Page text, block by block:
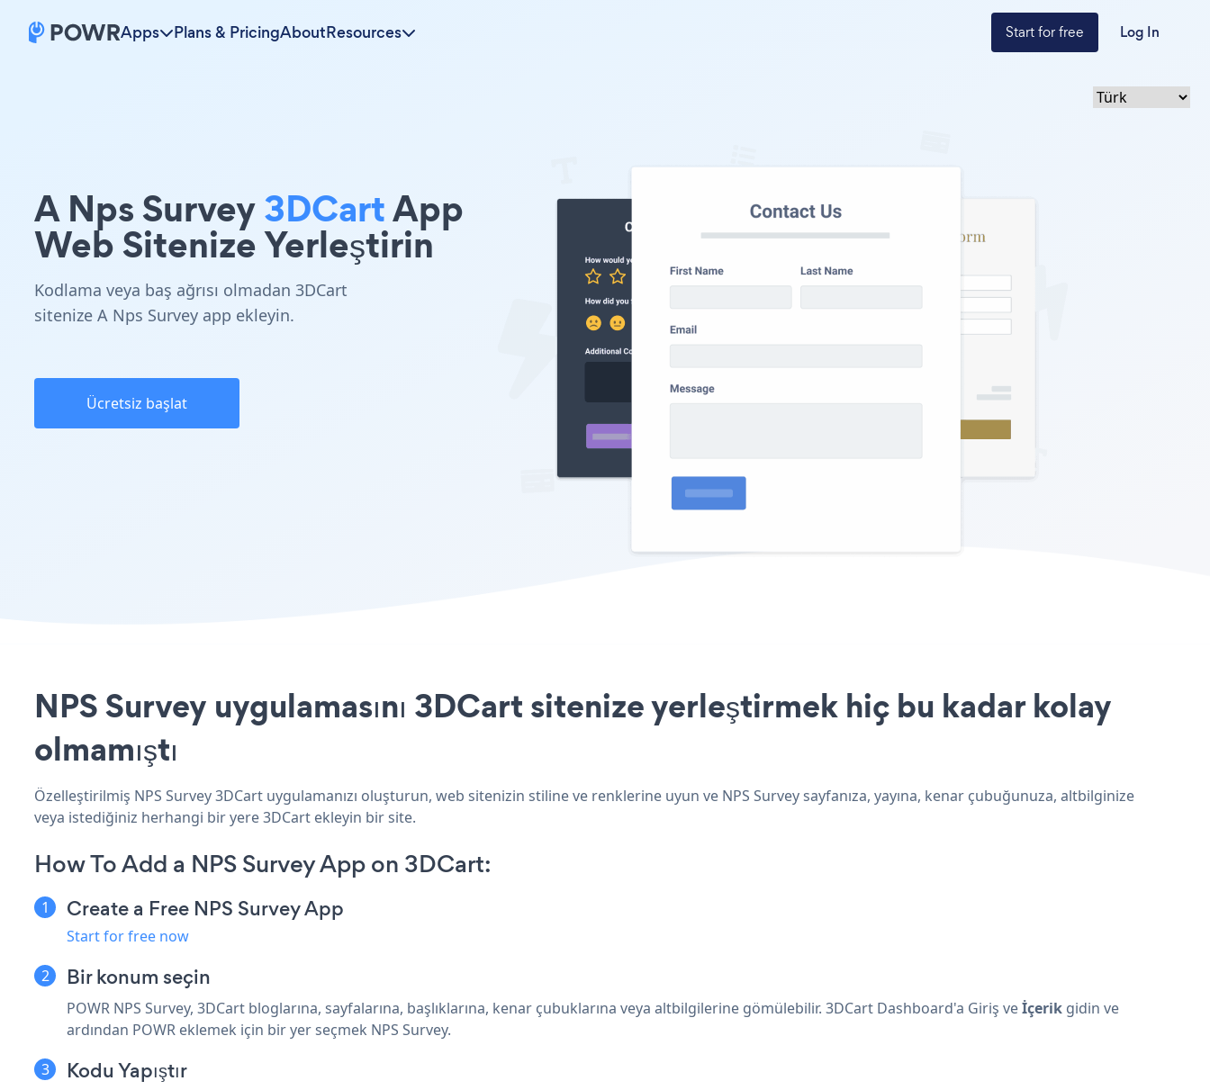
Apps Plans & PricingAboutResources Start for free Log In
A Nps Survey3DCartApp
Web Sitenize Yerleştirin
Kodlama veya baş ağrısı olmadan 3DCart
sitenize A Nps Survey app ekleyin.
Ücretsiz başlat
NPS Survey uygulamasını 3DCart sitenize yerleştirmek hiç bu kadar kolay
olmamıştı
Özelleştirilmiş NPS Survey 3DCart uygulamanızı oluşturun, web sitenizin stiline ve renklerine uyun ve NPS Survey sayfanıza, yayına, kenar çubuğunuza, altbilginize
veya istediğiniz herhangi bir yere 3DCart ekleyin bir site.
How To Add a NPS Survey App on 3DCart:
Create a Free NPS Survey App
Start for free now
Bir konum seçin
POWR NPS Survey, 3DCart bloglarına, sayfalarına, başlıklarına, kenar çubuklarına veya altbilgilerine gömülebilir. 3DCart Dashboard'a Giriş veİçerik gidin ve
ardından POWR eklemek için bir yer seçmek NPS Survey.
Kodu Yapıştır